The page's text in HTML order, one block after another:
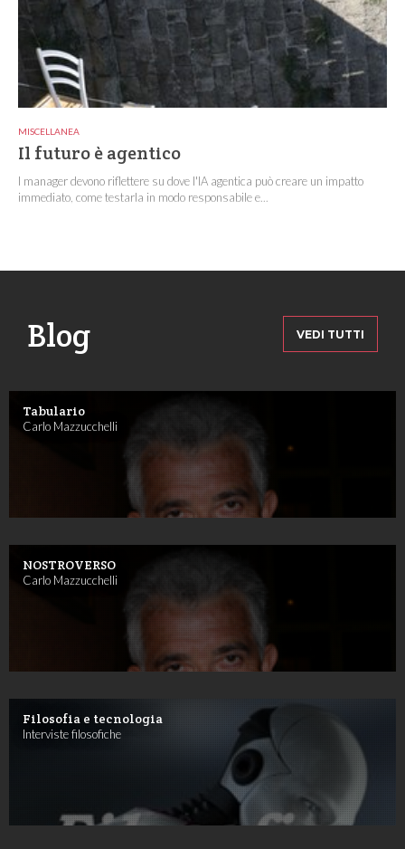
MISCELLANEA
Il futuro è agentico
I manager devono riflettere su dove l'IA agentica può creare un impatto
immediato, come testarla in modo responsabile e...
Blog VEDI TUTTI
Tabulario
Carlo Mazzucchelli
NOSTROVERSO
Carlo Mazzucchelli
Filosofia e tecnologia
Interviste filosofiche